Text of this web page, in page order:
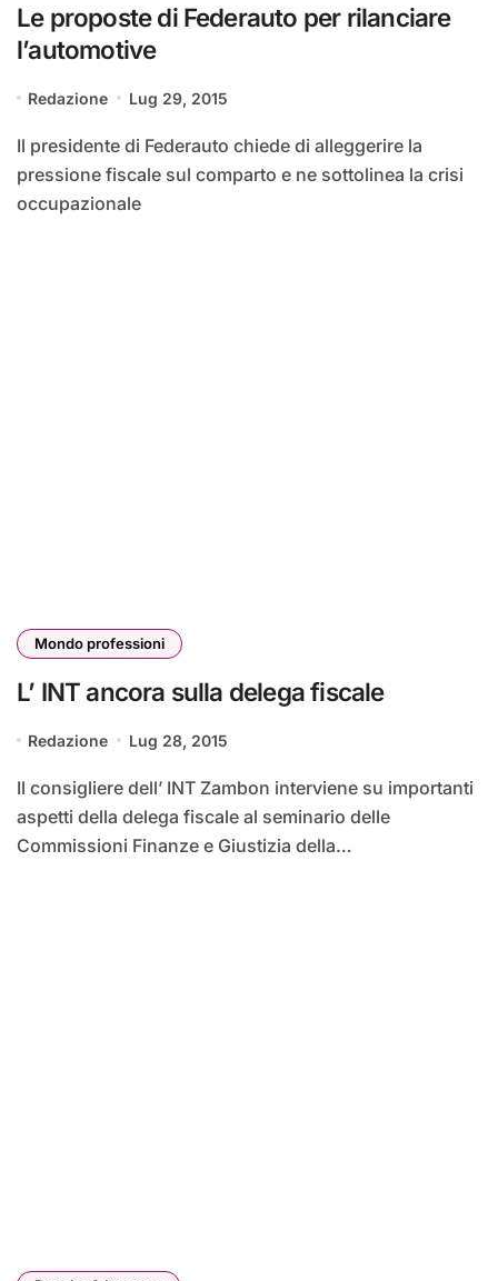
Le proposte di Federauto per rilanciare
l’automotive
Redazione Lug 29, 2015
Il presidente di Federauto chiede di alleggerire la
pressione fiscale sul comparto e ne sottolinea la crisi
occupazionale
Mondo professioni
L’ INT ancora sulla delega fiscale
Redazione Lug 28, 2015
Il consigliere dell’ INT Zambon interviene su importanti
aspetti della delega fiscale al seminario delle
Commissioni Finanze e Giustizia della…